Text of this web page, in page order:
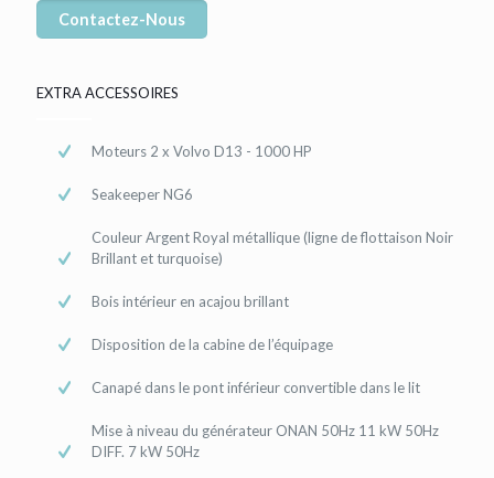
Contactez-Nous
EXTRA ACCESSOIRES
Moteurs 2 x Volvo D13 - 1000 HP
Seakeeper NG6
Couleur Argent Royal métallique (ligne de flottaison Noir
Brillant et turquoise)
Bois intérieur en acajou brillant
Disposition de la cabine de l’équipage
Canapé dans le pont inférieur convertible dans le lit
Mise à niveau du générateur ONAN 50Hz 11 kW 50Hz
DIFF. 7 kW 50Hz